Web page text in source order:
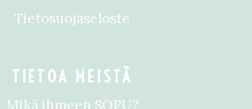
Tietosuojaseloste
TIETOA MEISTÄ
Mikä ihmeen SOPU?